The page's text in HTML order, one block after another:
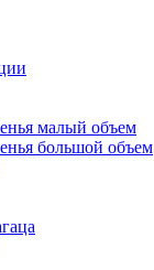
малый объем
большой объем